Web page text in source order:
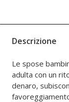
Descrizione
Le spose
adulta con un
denaro,
trasmesso dai
precoci, fino
del nascituro. La